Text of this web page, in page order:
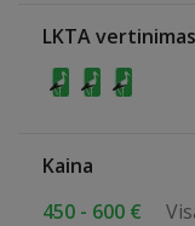
LKTA vertinimas
Kaina
450 - 600 €